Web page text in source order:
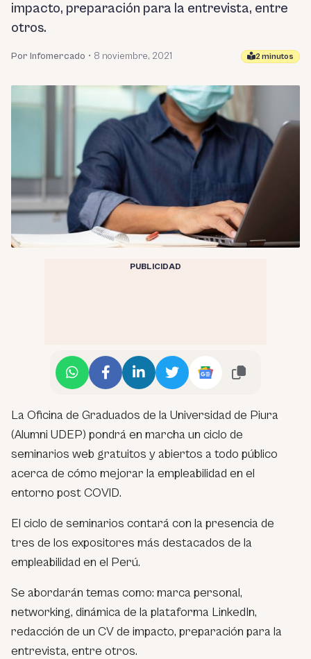
impacto, preparación para la entrevista, entre
otros.
Por Infomercado • 8 noviembre, 2021 2 minutos
PUBLICIDAD
La Oficina de Graduados de la Universidad de Piura
(Alumni UDEP) pondrá en marcha un ciclo de
seminarios web gratuitos y abiertos a todo público
acerca de cómo mejorar la empleabilidad en el
entorno post COVID.
El ciclo de seminarios contará con la presencia de
tres de los expositores más destacados de la
empleabilidad en el Perú.
Se abordarán temas como: marca personal,
networking, dinámica de la plataforma LinkedIn,
redacción de un CV de impacto, preparación para la
entrevista, entre otros.